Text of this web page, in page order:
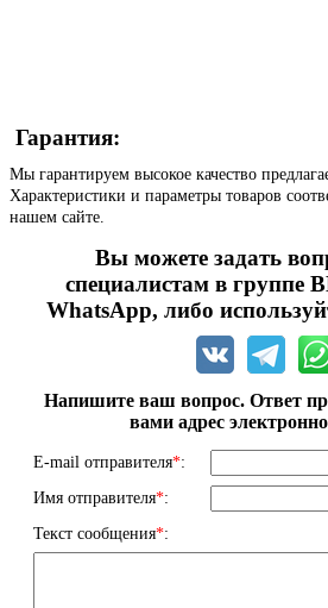
Гарантия:
Мы гарантируем высокое качество
Характеристики и параметры товаров
нашем сайте.
Вы можете задать
специалистам в группе
WhatsApp, либо
Напишите ваш вопрос. Ответ
вами адрес
E-mail отправителя*:
Имя отправителя*:
Текст сообщения*: